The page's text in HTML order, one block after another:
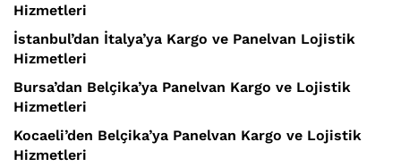
Hizmetleri
İstanbul’dan İtalya’ya Kargo ve Panelvan Lojistik
Hizmetleri
Bursa’dan Belçika’ya Panelvan Kargo ve Lojistik
Hizmetleri
Kocaeli’den Belçika’ya Panelvan Kargo ve Lojistik
Hizmetleri